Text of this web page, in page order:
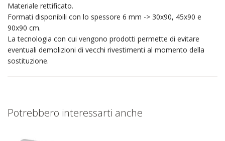
Materiale rettificato.
Formati disponibili con lo spessore 6 mm -> 30x90, 45x90 e
90x90 cm.
La tecnologia con cui vengono prodotti permette di evitare
eventuali demolizioni di vecchi rivestimenti al momento della
sostituzione.
Potrebbero interessarti anche